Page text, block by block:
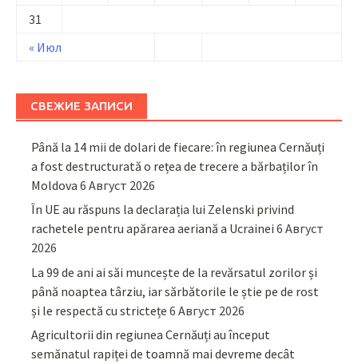
« Июл
31
СВЕЖИЕ ЗАПИСИ
Până la 14 mii de dolari de fiecare: în regiunea Cernăuți
a fost destructurată o rețea de trecere a bărbaților în
Moldova 6 Август 2026
În UE au răspuns la declarația lui Zelenski privind
rachetele pentru apărarea aeriană a Ucrainei 6 Август
2026
La 99 de ani ai săi muncește de la revărsatul zorilor și
până noaptea târziu, iar sărbătorile le știe pe de rost
și le respectă cu strictețe 6 Август 2026
Agricultorii din regiunea Cernăuți au început
semănatul rapiței de toamnă mai devreme decât